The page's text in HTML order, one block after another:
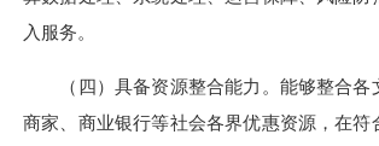
入服务。
（四）具备资源整合能力。能够整合各
商家、商业银行等社会各界优惠资源，在符